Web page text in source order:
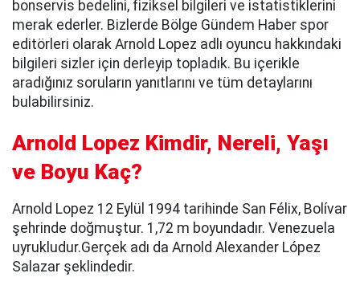
bonservis bedelini, fiziksel bilgileri ve istatistiklerini
merak ederler. Bizlerde Bölge Gündem Haber spor
editörleri olarak Arnold Lopez adlı oyuncu hakkındaki
bilgileri sizler için derleyip topladık. Bu içerikle
aradığınız soruların yanıtlarını ve tüm detaylarını
bulabilirsiniz.
Arnold Lopez Kimdir, Nereli, Yaşı
ve Boyu Kaç?
Arnold Lopez 12 Eylül 1994 tarihinde San Félix, Bolívar
şehrinde doğmuştur. 1,72 m boyundadır. Venezuela
uyrukludur.Gerçek adı da Arnold Alexander López
Salazar şeklindedir.